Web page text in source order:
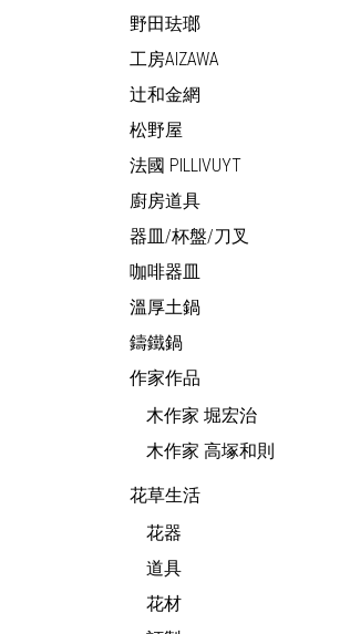
野田珐瑯
工房AIZAWA
辻和金網
松野屋
法國 PILLIVUYT
廚房道具
器皿/杯盤/刀叉
咖啡器皿
溫厚土鍋
鑄鐵鍋
作家作品
木作家 堀宏治
木作家 高塚和則
花草生活
花器
道具
花材